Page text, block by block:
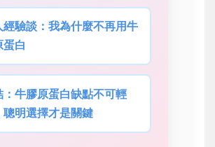
經驗談：我為什麼不再用牛
蛋白
：牛膠原蛋白缺點不可輕
聰明選擇才是關鍵